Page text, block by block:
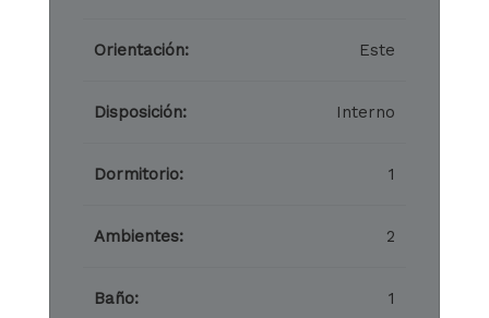
Orientación: Este
Disposición: Interno
Dormitorio: 1
Ambientes: 2
Baño: 1